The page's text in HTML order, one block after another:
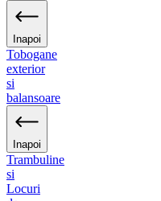
Inapoi
Tobogane
exterior
si
balansoare
Inapoi
Trambuline
si
Locuri